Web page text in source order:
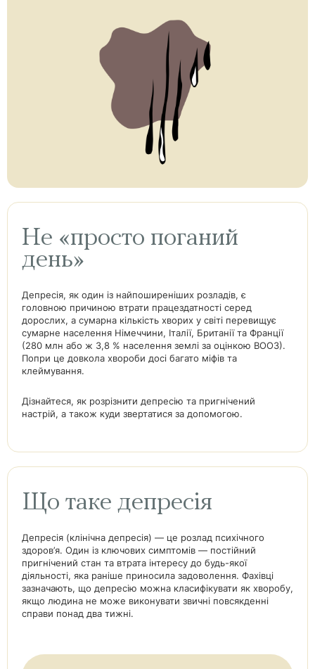
Не «просто поганий
день»
Депресія, як один із найпоширеніших розладів, є
головною причиною втрати працездатності серед
дорослих, а сумарна кількість хворих у світі перевищує
сумарне населення Німеччини, Італії, Британії та Франції
(280 млн або ж 3,8 % населення землі за оцінкою ВООЗ).
Попри це довкола хвороби досі багато міфів та
клеймування.
Дізнайтеся, як розрізнити депресію та пригнічений
настрій, а також куди звертатися за допомогою.
Що таке депресія
Депресія (клінічна депресія) — це розлад психічного
здоров’я. Один із ключових симптомів — постійний
пригнічений стан та втрата інтересу до будь-якої
діяльності, яка раніше приносила задоволення. Фахівці
зазначають, що депресію можна класифікувати як хворобу,
якщо людина не може виконувати звичні повсякденні
справи понад два тижні.